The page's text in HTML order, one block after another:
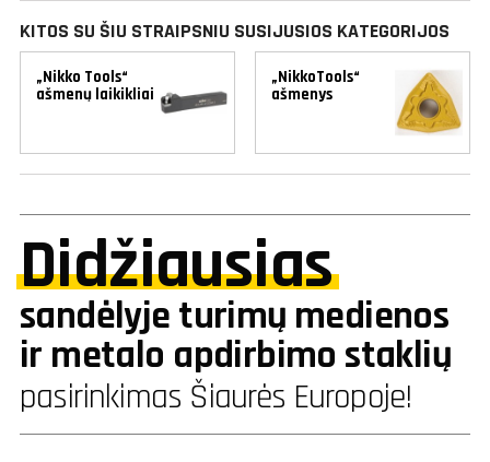
KITOS SU ŠIU STRAIPSNIU SUSIJUSIOS KATEGORIJOS
„Nikko Tools“
ašmenų laikikliai
„NikkoTools“
ašmenys
Didžiausias
sandėlyje turimų medienos
ir metalo apdirbimo staklių
pasirinkimas Šiaurės Europoje!